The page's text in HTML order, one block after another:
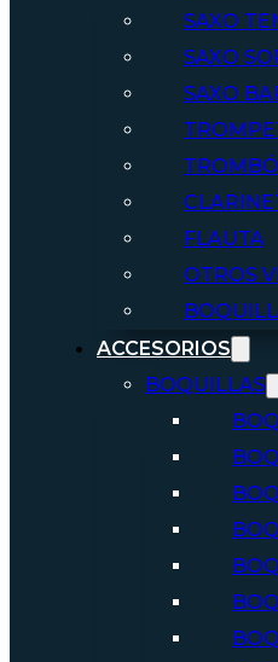
SAXO
SAXO
SAXO
FLAUTA
OTROS
ACCESORIOS
BOQUILLAS